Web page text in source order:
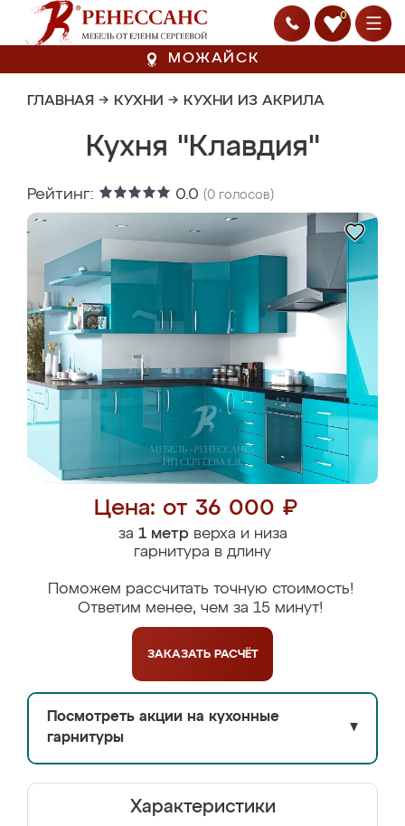
0
МОЖАЙСК
ГЛАВНАЯ → КУХНИ → КУХНИ ИЗ АКРИЛА
Кухня "Клавдия"
Рейтинг: 0.0 (0 голосов)
Цена: от 36 000 ₽
за 1 метрверха и низа
гарнитура в длину
Поможем рассчитать точную стоимость!
Ответим менее, чем за 15 минут!
ЗАКАЗАТЬ РАСЧЁТ
Посмотреть акции на кухонные
гарнитуры
▼
Характеристики